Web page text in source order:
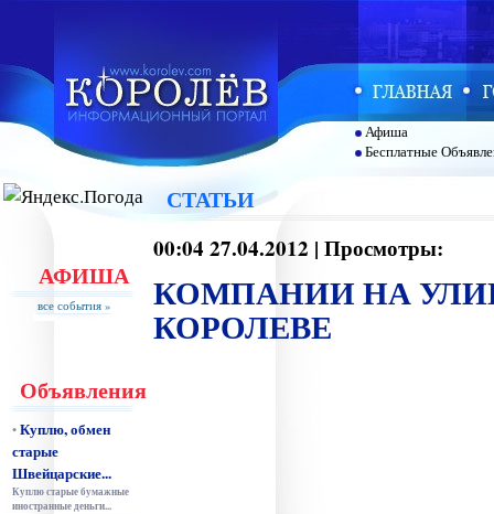
Афиша
Бесплатные
АФИША
все события »
Объявления
•Куплю, обмен
старые
Швейцарские...
Куплю старые бумажные
иностранные деньги...
СТАТЬИ
00:04 27.04.2012 | Просмотры:
КОМПАНИИ НА
КОРОЛЕВЕ